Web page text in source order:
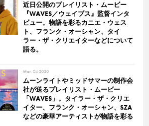
近日公開のプレイリスト・ムービー
『WAVES／ウェイブス』監督インタ
ビュー。物語を彩るカニエ・ウェス
ト、フランク・オーシャン、タイ
ラー・ザ・クリエイターなどについて
語る。
Mar. 04 2020
ムーンライトやミッドサマーの制作会
社が送るプレイリスト・ムービー
「WAVES」。タイラー・ザ・クリエ
イター、フランク・オーシャン、SZA
などの豪華アーティストが物語を彩る